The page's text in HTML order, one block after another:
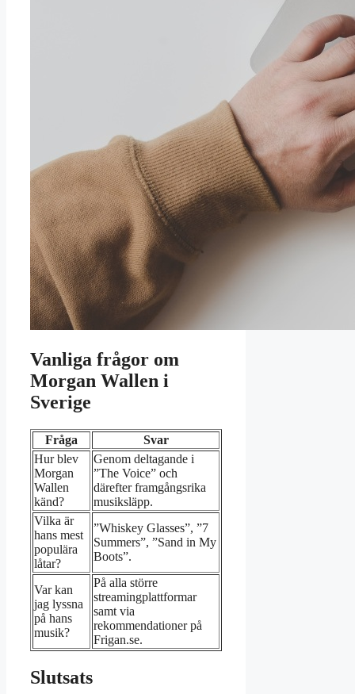
Vanliga frågor om
Morgan Wallen i
Sverige
Fråga
Svar
Hur blev
Morgan
Wallen
känd?
Genom deltagande i
”The Voice” och
därefter framgångsrika
musiksläpp.
Vilka är
hans mest
populära
låtar?
”Whiskey Glasses”, ”7
Summers”, ”Sand in My
Boots”.
Var kan
jag lyssna
på hans
musik?
På alla större
streamingplattformar
samt via
rekommendationer på
Frigan.se.
Slutsats